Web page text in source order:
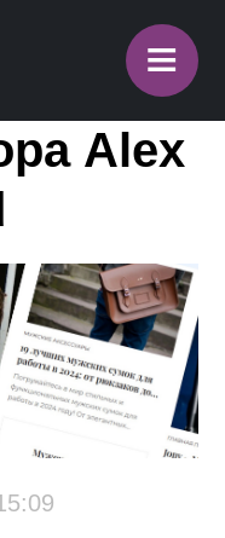
≡
Alex